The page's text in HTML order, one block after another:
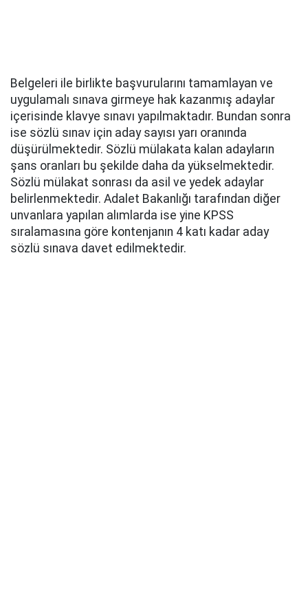
Belgeleri ile birlikte başvurularını tamamlayan ve
uygulamalı sınava girmeye hak kazanmış adaylar
içerisinde klavye sınavı yapılmaktadır. Bundan sonra
ise sözlü sınav için aday sayısı yarı oranında
düşürülmektedir. Sözlü mülakata kalan adayların
şans oranları bu şekilde daha da yükselmektedir.
Sözlü mülakat sonrası da asil ve yedek adaylar
belirlenmektedir. Adalet Bakanlığı tarafından diğer
unvanlara yapılan alımlarda ise yine KPSS
sıralamasına göre kontenjanın 4 katı kadar aday
sözlü sınava davet edilmektedir.